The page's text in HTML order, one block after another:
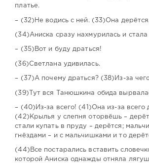
платье.
– (32)Не водись с ней. (33)Она дерётся.
(34)Аниска сразу нахмурилась и
– (35)Вот и буду драться!
(36)Светлана удивилась.
– (37)А почему драться? (38)Из-за
(39)Тут вся Танюшкина обида
– (40)Из-за всего! (41)Она из-за всего
(42)Крылья у слепня оторвёшь –
стали купать в пруду – дерётся;
гнёздами – и с мальчишками и то
(44)Все постарались вставить
которой Аниска однажды отняла